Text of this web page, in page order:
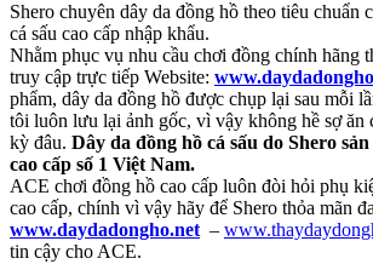
Shero chuyên dây da đồng hồ theo tiêu chuẩn
cá sấu cao cấp nhập khẩu.
Nhằm phục vụ nhu cầu chơi đồng chính hãng
truy cập trực tiếp Website:
phẩm, dây da đồng hồ được chụp lại sau mỗi
tôi luôn lưu lại ảnh gốc, vì vậy không hề sợ ăn
kỳ đâu. Dây da đồng hồ cá sấu do Shero
cao cấp số 1 Việt Nam.
ACE chơi đồng hồ cao cấp luôn đòi hỏi phụ
cao cấp, chính vì vậy hãy để Shero thỏa mãn
www.daydadongho.net –
tin cậy cho ACE.